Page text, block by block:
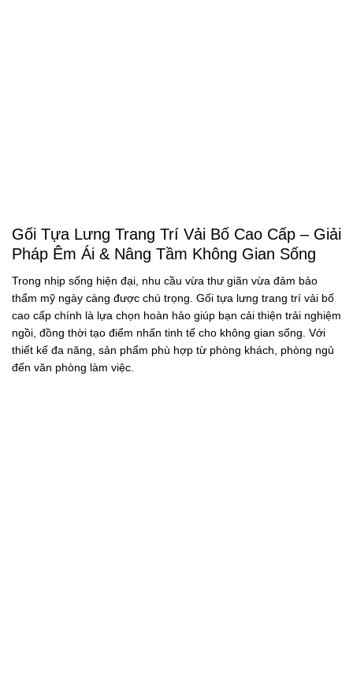
Gối Tựa Lưng Trang Trí Vải Bố Cao Cấp – Giải
Pháp Êm Ái & Nâng Tầm Không Gian Sống
Trong nhịp sống hiện đại, nhu cầu vừa thư giãn vừa đảm bảo
thẩm mỹ ngày càng được chú trọng. Gối tựa lưng trang trí vải bố
cao cấp chính là lựa chọn hoàn hảo giúp bạn cải thiện trải nghiệm
ngồi, đồng thời tạo điểm nhấn tinh tế cho không gian sống. Với
thiết kế đa năng, sản phẩm phù hợp từ phòng khách, phòng ngủ
đến văn phòng làm việc.